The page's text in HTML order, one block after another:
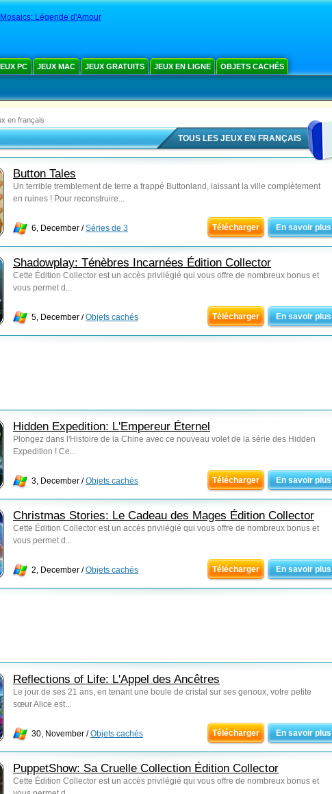
Légende d'Amour
PC JEUX MAC JEUX GRATUITS JEUX EN LIGNE OBJETS CACHÉS
en français
TOUS LES JEUX EN FRANÇAIS
Button Tales
Un terrible tremblement de terre a frappé Buttonland, laissant la ville complètement
en ruines ! Pour reconstruire...
6, December /Séries de 3 Télécharger En savoir plus
Shadowplay: Ténèbres Incarnées Édition Collector
Cette Édition Collector est un accès privilégié qui vous offre de nombreux bonus et
vous permet d...
5, December /Objets cachés Télécharger En savoir plus
Hidden Expedition: L'Empereur Éternel
Plongez dans l'Histoire de la Chine avec ce nouveau volet de la série des Hidden
Expedition ! Ce...
3, December /Objets cachés Télécharger En savoir plus
Christmas Stories: Le Cadeau des Mages Édition Collector
Cette Édition Collector est un accès privilégié qui vous offre de nombreux bonus et
vous permet d...
2, December /Objets cachés Télécharger En savoir plus
Reflections of Life: L'Appel des Ancêtres
Le jour de ses 21 ans, en tenant une boule de cristal sur ses genoux, votre petite
sœur Alice est...
30, November /Objets cachés Télécharger En savoir plus
PuppetShow: Sa Cruelle Collection Édition Collector
Cette Édition Collector est un accès privilégié qui vous offre de nombreux bonus et